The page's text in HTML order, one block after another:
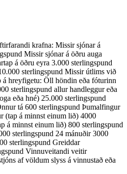
krafna: Missir sjónar á
Missir sjónar á öðru auga
á öðru eyra 3.000 sterlingspund
sterlingspund Missir útlims við
á hreyfigetu: Öll höndin eða fóturinn
sterlingspund allur handleggur eða
eða hné) 25.000 sterlingspund
tá 600 sterlingspund Þumalfingur
(tap á minnst einum lið) 4000
á minnst einum lið) 800 sterlingspund
sterlingspund 24 mánuðir 3000
sterlingspund Greiddar
Vinnuveitandi veitir
af völdum slyss á vinnustað eða